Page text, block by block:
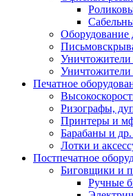
Оборудование
Уничтожители
Уничтожители
Печатное
Ризографы,
Принтеры и
Барабаны и др.
Лотки и
Постпечатное
Биговщики и
Ручные